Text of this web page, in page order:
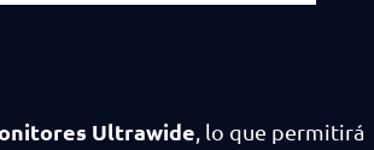
Ultrawide, lo que permitirá